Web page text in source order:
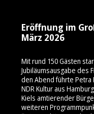
Eröffnung im
März 2026
Mit rund 150 Gästen
Jubiläumsausgabe des
den Abend führte
NDR Kultur aus
Kiels amtierender
weiteren